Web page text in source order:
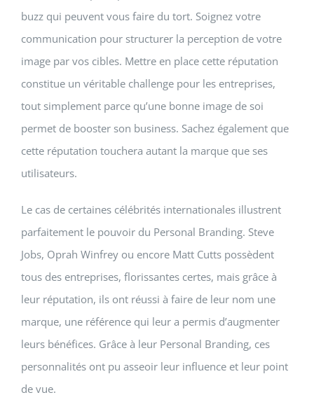
buzz qui peuvent vous faire du tort. Soignez votre
communication pour structurer la perception de votre
image par vos cibles. Mettre en place cette réputation
constitue un véritable challenge pour les entreprises,
tout simplement parce qu’une bonne image de soi
permet de booster son business. Sachez également que
cette réputation touchera autant la marque que ses
utilisateurs.
Le cas de certaines célébrités internationales illustrent
parfaitement le pouvoir du Personal Branding. Steve
Jobs, Oprah Winfrey ou encore Matt Cutts possèdent
tous des entreprises, florissantes certes, mais grâce à
leur réputation, ils ont réussi à faire de leur nom une
marque, une référence qui leur a permis d’augmenter
leurs bénéfices. Grâce à leur Personal Branding, ces
personnalités ont pu asseoir leur influence et leur point
de vue.